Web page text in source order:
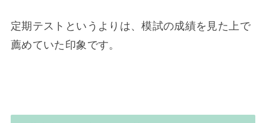
定期テストというよりは、模試の成績を見た上で
薦めていた印象です。